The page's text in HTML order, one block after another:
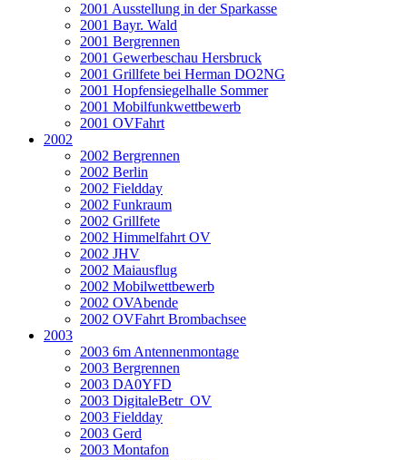
2001 Ausstellung in der Sparkasse
2001 Bayr. Wald
2001 Bergrennen
2001 Gewerbeschau Hersbruck
2001 Grillfete bei Herman DO2NG
2001 Hopfensiegelhalle Sommer
2001 Mobilfunkwettbewerb
2001 OVFahrt
2002
2002 Bergrennen
2002 Berlin
2002 Fieldday
2002 Funkraum
2002 Grillfete
2002 Himmelfahrt OV
2002 JHV
2002 Maiausflug
2002 Mobilwettbewerb
2002 OVAbende
2002 OVFahrt Brombachsee
2003
2003 6m Antennenmontage
2003 Bergrennen
2003 DA0YFD
2003 DigitaleBetr_OV
2003 Fieldday
2003 Gerd
2003 Montafon